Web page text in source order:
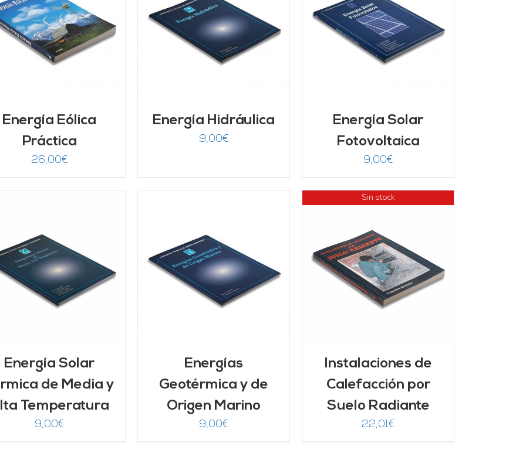
Energía Eólica
Práctica
26,00€
AÑADIR AL CARRITO
/
DETALLES
Energía Hidráulica
9,00€
AÑADIR AL CARRITO
DETALLES
Energía Solar
Fotovoltaica
9,00€
Energía Solar
de Media y
Temperatura
9,00€
AÑADIR AL CARRITO
DETALLES
Energías
Geotérmica y de
Origen Marino
9,00€
Sin stock
DETALLES
Instalaciones de
Calefacción por
Suelo Radiante
22,01€